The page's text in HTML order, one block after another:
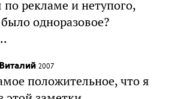
по рекламе и нетупого,
одноразовое?
2007
положительное, что я